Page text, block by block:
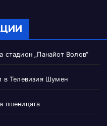
стадион „Панайот Волов“
в Телевизия Шумен
пшеницата